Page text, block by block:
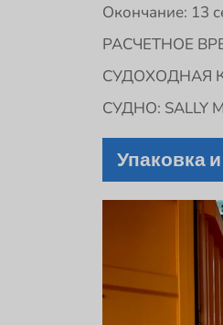
Окончание: 13
РАСЧЕТНОЕ
СУДОХОДНАЯ
СУДНО: SALLY
Упаковка